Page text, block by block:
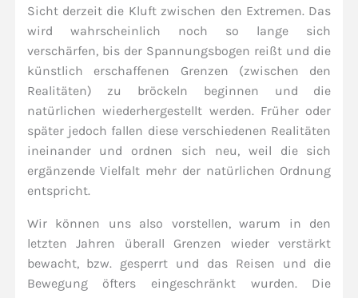
Sicht derzeit die Kluft zwischen den Extremen. Das
wird wahrscheinlich noch so lange sich
verschärfen, bis der Spannungsbogen reißt und die
künstlich erschaffenen Grenzen (zwischen den
Realitäten) zu bröckeln beginnen und die
natürlichen wiederhergestellt werden. Früher oder
später jedoch fallen diese verschiedenen Realitäten
ineinander und ordnen sich neu, weil die sich
ergänzende Vielfalt mehr der natürlichen Ordnung
entspricht.
Wir können uns also vorstellen, warum in den
letzten Jahren überall Grenzen wieder verstärkt
bewacht, bzw. gesperrt und das Reisen und die
Bewegung öfters eingeschränkt wurden. Die